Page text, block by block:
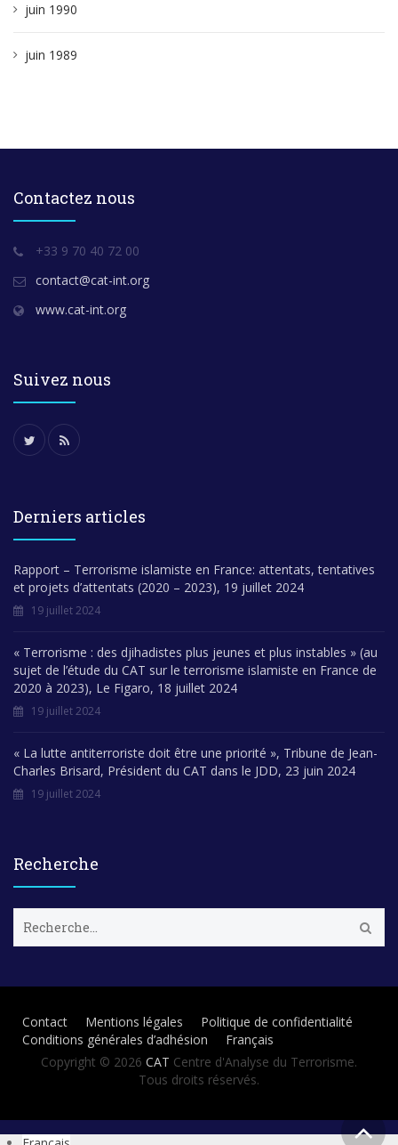
juin 1990
juin 1989
Contactez nous
+33 9 70 40 72 00
contact@cat-int.org
www.cat-int.org
Suivez nous
Derniers articles
Rapport – Terrorisme islamiste en France: attentats, tentatives
et projets d’attentats (2020 – 2023), 19 juillet 2024
19 juillet 2024
« Terrorisme : des djihadistes plus jeunes et plus instables » (au
sujet de l’étude du CAT sur le terrorisme islamiste en France de
2020 à 2023), Le Figaro, 18 juillet 2024
19 juillet 2024
« La lutte antiterroriste doit être une priorité », Tribune de Jean-
Charles Brisard, Président du CAT dans le JDD, 23 juin 2024
19 juillet 2024
Recherche
e
Contact Mentions légales
Politique de confidentialité
Conditions générales d’adhésion
Français
Copyright © 2026 CAT Centre d'Analyse du Terrorisme.
Tous droits réservés.